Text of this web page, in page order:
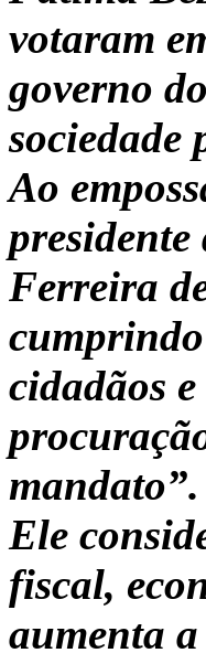
votaram
governo
sociedade
Ao
Ferreira
cidadãos
mandato”.
Ele
fiscal,
aumenta